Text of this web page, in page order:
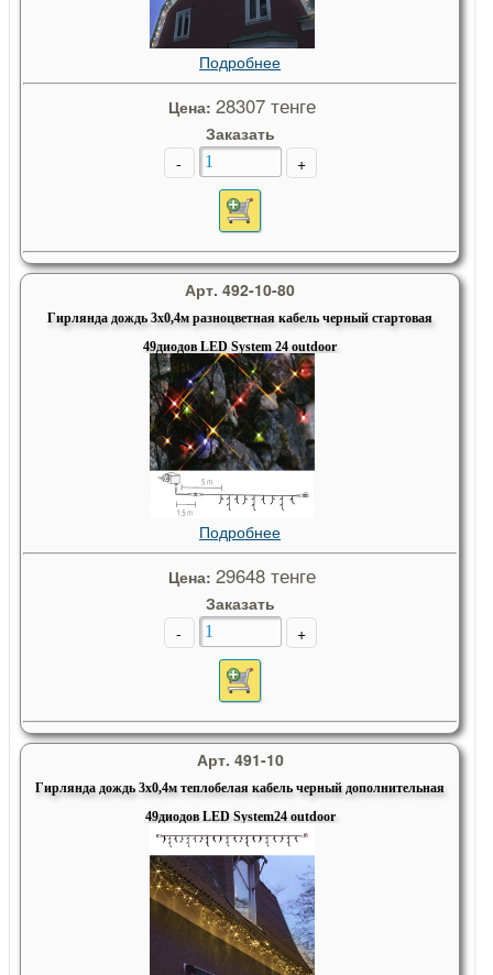
Подробнее
Цена: 28307 тенге
Заказать
-
+
Арт. 492-10-80
Гирлянда дождь 3х0,4м разноцветная кабель черный стартовая
49диодов LED System 24 outdoor
Подробнее
Цена: 29648 тенге
Заказать
-
+
Арт. 491-10
Гирлянда дождь 3х0,4м теплобелая кабель черный дополнительная
49диодов LED System24 outdoor